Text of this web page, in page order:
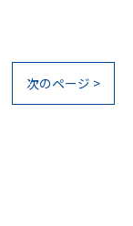
次のページ >